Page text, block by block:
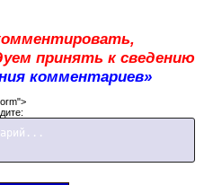
принять к сведению
комментариев»